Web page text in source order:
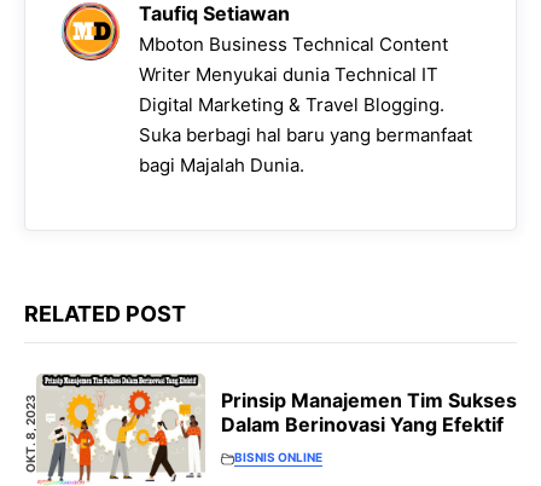
Taufiq Setiawan
Mboton Business Technical Content
Writer Menyukai dunia Technical IT
Digital Marketing & Travel Blogging.
Suka berbagi hal baru yang bermanfaat
bagi Majalah Dunia.
RELATED POST
OKT. 8, 2023
Prinsip Manajemen Tim Sukses
Dalam Berinovasi Yang Efektif
BISNIS ONLINE